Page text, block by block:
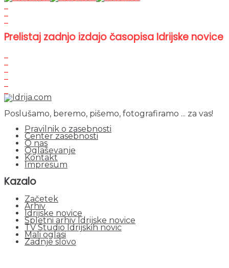
Prelistaj zadnjo izdajo časopisa Idrijske novice
Poslušamo, beremo, pišemo, fotografiramo ... za vas!
Pravilnik o zasebnosti
Center zasebnosti
O nas
Oglaševanje
Kontakt
Impresum
Kazalo
Začetek
Arhiv
Idrijske novice
Spletni arhiv Idrijske novice
TV Studio Idrijskih novic
Mali oglasi
Zadnje slovo